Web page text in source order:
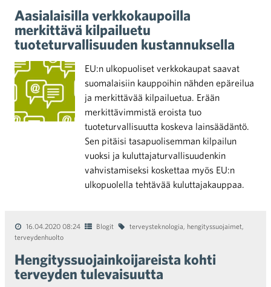
Aasialaisilla verkkokaupoilla
merkittävä kilpailuetu
tuoteturvallisuuden kustannuksella
EU:n ulkopuoliset verkkokaupat saavat
suomalaisiin kauppoihin nähden epäreilua
ja merkittävää kilpailuetua. Erään
merkittävimmistä eroista tuo
tuoteturvallisuutta koskeva lainsäädäntö.
Sen pitäisi tasapuolisemman kilpailun
vuoksi ja kuluttajaturvallisuudenkin
vahvistamiseksi koskettaa myös EU:n
ulkopuolella tehtävää kuluttajakauppaa.
16.04.2020 08:24 Blogit terveysteknologia, hengityssuojaimet,
terveydenhuolto
Hengityssuojainkoijareista kohti
terveyden tulevaisuutta